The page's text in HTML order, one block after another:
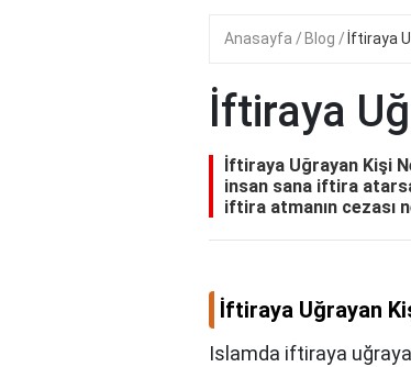
Anasayfa Blog İftiraya
İftiraya
İftiraya Uğrayan Kişi
insan sana iftira
iftira atmanın cezası
İftiraya Uğrayan
Islamda iftiraya